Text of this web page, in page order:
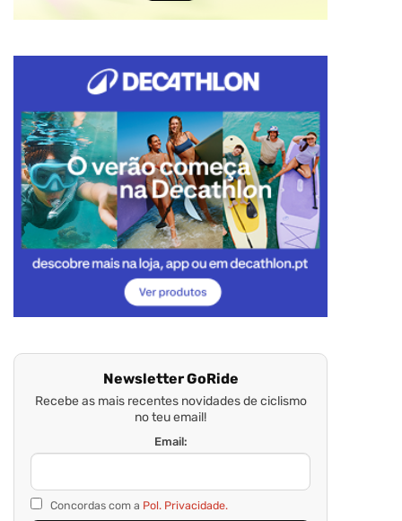
Newsletter GoRide
Recebe as mais recentes novidades de ciclismo
no teu email!
Email:
Concordas com a Pol. Privacidade.